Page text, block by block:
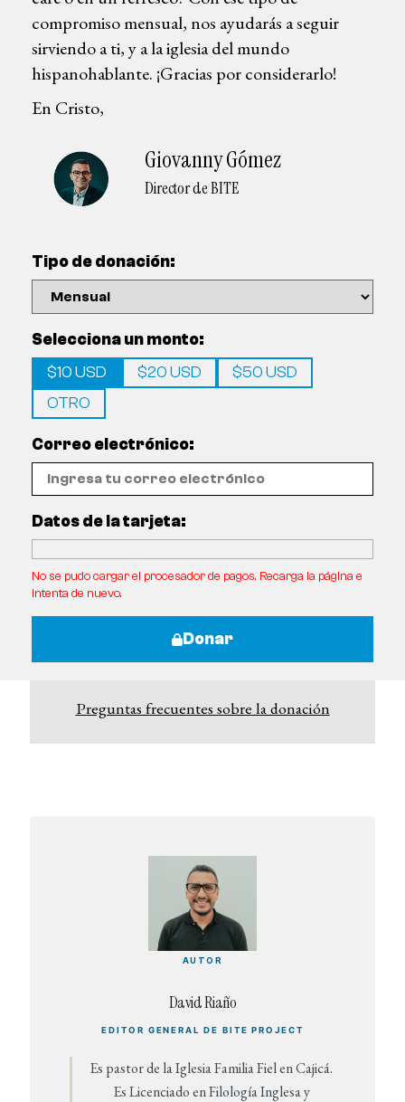
compromiso mensual, nos ayudarás a seguir
sirviendo a ti, y a la iglesia del mundo
hispanohablante. ¡Gracias por considerarlo!
En Cristo,
Giovanny Gómez
Director de BITE
Tipo de donación:
Selecciona un monto:
$10 USD
$20 USD
$50 USD
OTRO
Correo electrónico:
Datos de la tarjeta:
No se pudo cargar el procesador de pagos. Recarga la página e
intenta de nuevo.
Donar
Preguntas frecuentes sobre la donación
AUTOR
David Riaño
EDITOR GENERAL DE BITE PROJECT
Es pastor de la Iglesia Familia Fiel en Cajicá.
Es Licenciado en Filología Inglesa y